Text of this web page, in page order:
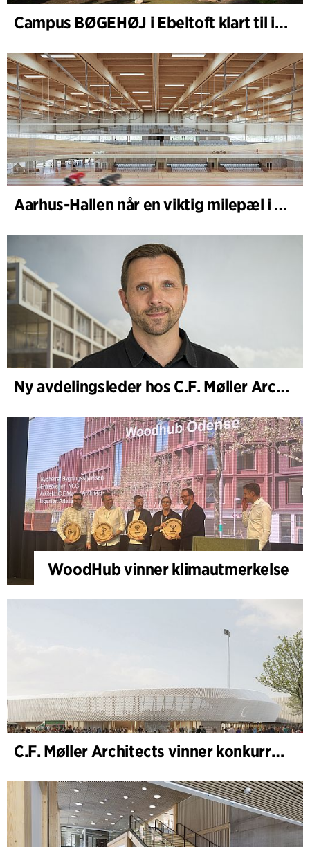
Campus BØGEHØJ i Ebeltoft klart til innvielse: Unik trebygning ferdigstilt
Aarhus-Hallen når en viktig milepæl i den pågående skisseprosessen
Ny avdelingsleder hos C.F. Møller Architects i København
WoodHub vinner klimautmerkelse
C.F. Møller Architects vinner konkurranse om nytt stadion i Malmö